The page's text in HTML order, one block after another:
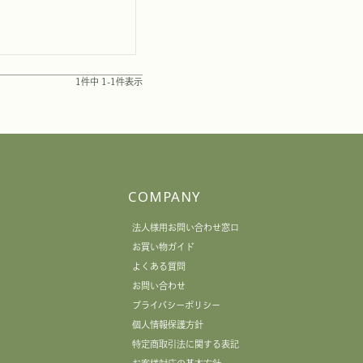
1 件中 1 -1 件表示
COMPANY
法人様用お問い合わせ窓口
お買い物ガイド
よくある質問
お問い合わせ
プライバシーポリシー
個人情報保護方針
特定商取引法に関する表記